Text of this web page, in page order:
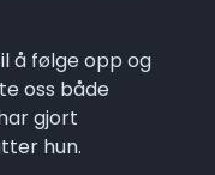
å følge opp og
oss både
gjort
hun.